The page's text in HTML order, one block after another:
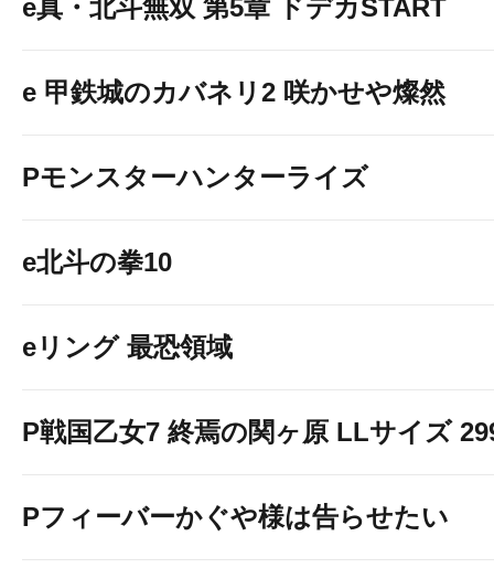
e真・北斗無双 第5章 ドデカSTART
e 甲鉄城のカバネリ2 咲かせや燦然
Pモンスターハンターライズ
e北斗の拳10
eリング 最恐領域
P戦国乙女7 終焉の関ヶ原 LLサイズ
Pフィーバーかぐや様は告らせたい